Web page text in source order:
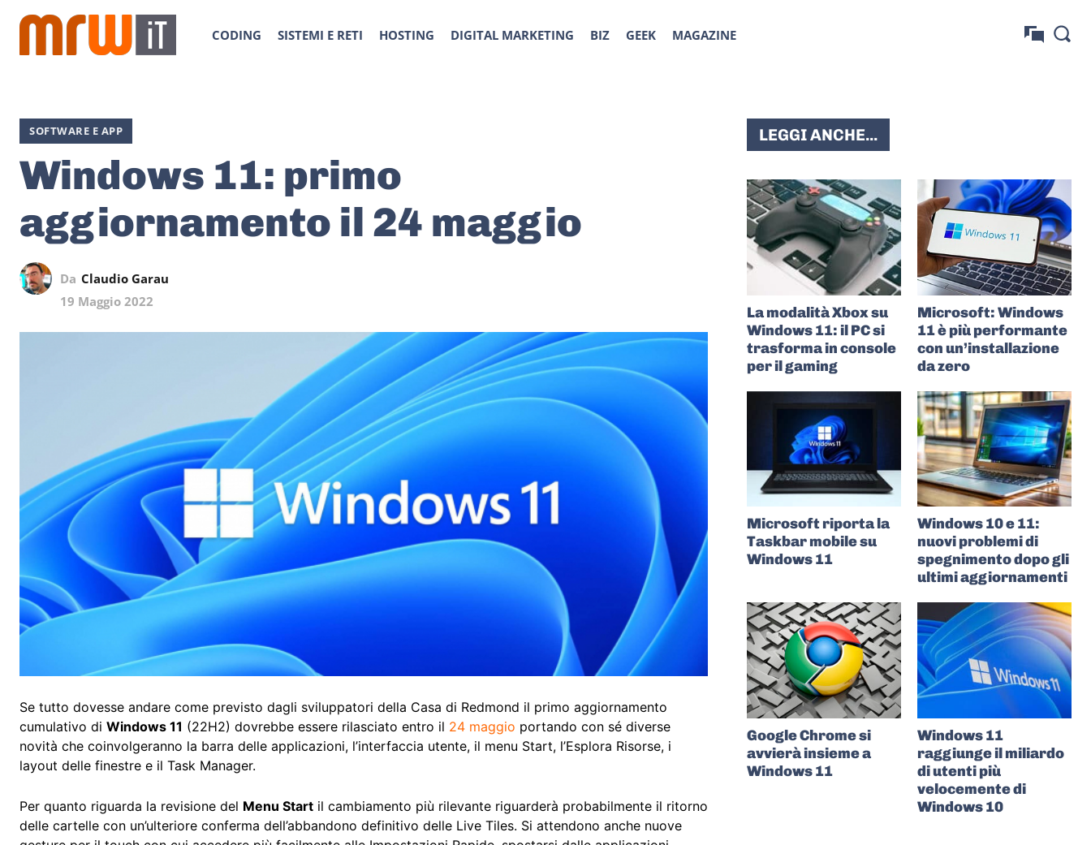
CODING SISTEMI E RETI HOSTING DIGITAL MARKETING BIZ GEEK MAGAZINE
SOFTWARE E APP
Windows 11: primo
aggiornamento il 24 maggio
Da Claudio Garau
19 Maggio 2022
Se tutto dovesse andare come previsto dagli sviluppatori della Casa di Redmond il primo aggiornamento
cumulativo di Windows 11 (22H2) dovrebbe essere rilasciato entro il 24 maggio portando con sé diverse
novità che coinvolgeranno la barra delle applicazioni, l’interfaccia utente, il menu Start, l’Esplora Risorse, i
layout delle finestre e il Task Manager.
Per quanto riguarda la revisione del Menu Start il cambiamento più rilevante riguarderà probabilmente il ritorno
delle cartelle con un’ulteriore conferma dell’abbandono definitivo delle Live Tiles. Si attendono anche nuove
LEGGI ANCHE...
La modalità Xbox su
Windows 11: il PC si
trasforma in console
per il gaming
Microsoft: Windows
11 è più performante
con un’installazione
da zero
Microsoft riporta la
Taskbar mobile su
Windows 11
Windows 10 e 11:
nuovi problemi di
spegnimento dopo gli
ultimi aggiornamenti
Google Chrome si
avvierà insieme a
Windows 11
Windows 11
raggiunge il miliardo
di utenti più
velocemente di
Windows 10